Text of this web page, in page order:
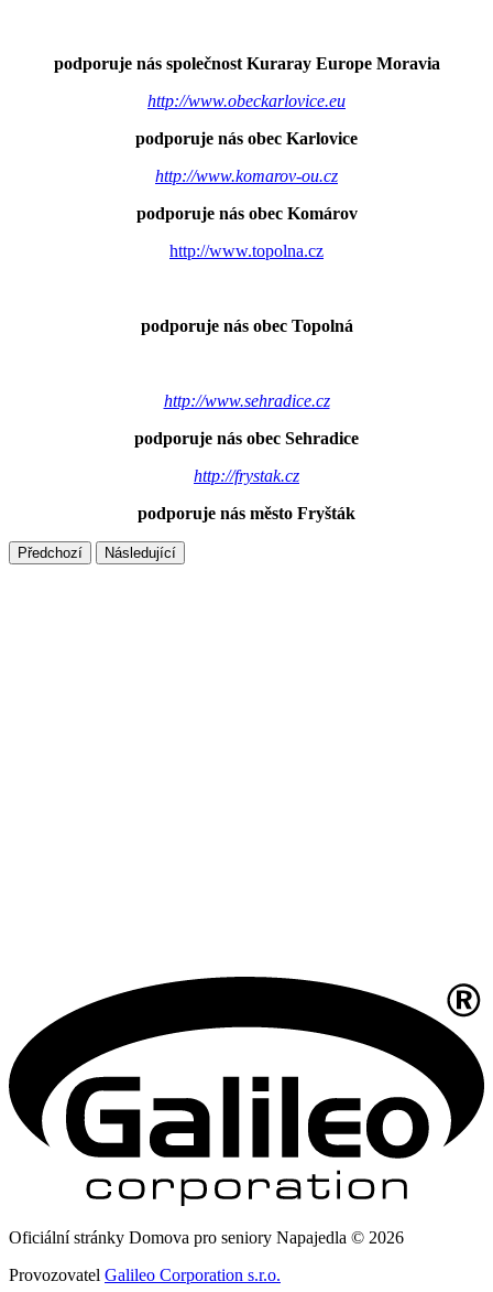
podporuje nás společnost Kuraray Europe Moravia
http://www.obeckarlovice.eu
podporuje nás obec Karlovice
http://www.komarov-ou.cz
podporuje nás obec Komárov
http://www.topolna.cz
podporuje nás obec Topolná
http://www.sehradice.cz
podporuje nás obec Sehradice
http://frystak.cz
podporuje nás město Fryšták
Předchozí Následující
Oficiální stránky Domova pro seniory Napajedla © 2026
Provozovatel Galileo Corporation s.r.o.